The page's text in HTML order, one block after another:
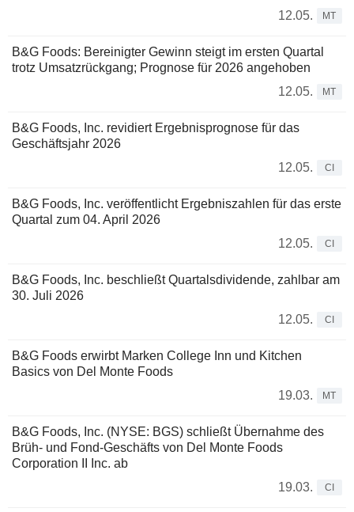
12.05.
MT
B&G Foods: Bereinigter Gewinn steigt im ersten Quartal
trotz Umsatzrückgang; Prognose für 2026 angehoben
12.05.
MT
B&G Foods, Inc. revidiert Ergebnisprognose für das
Geschäftsjahr 2026
12.05.
CI
B&G Foods, Inc. veröffentlicht Ergebniszahlen für das erste
Quartal zum 04. April 2026
12.05.
CI
B&G Foods, Inc. beschließt Quartalsdividende, zahlbar am
30. Juli 2026
12.05.
CI
B&G Foods erwirbt Marken College Inn und Kitchen
Basics von Del Monte Foods
19.03.
MT
B&G Foods, Inc. (NYSE: BGS) schließt Übernahme des
Brüh- und Fond-Geschäfts von Del Monte Foods
Corporation II Inc. ab
19.03.
CI